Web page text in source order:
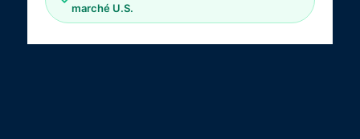
marché U.S.